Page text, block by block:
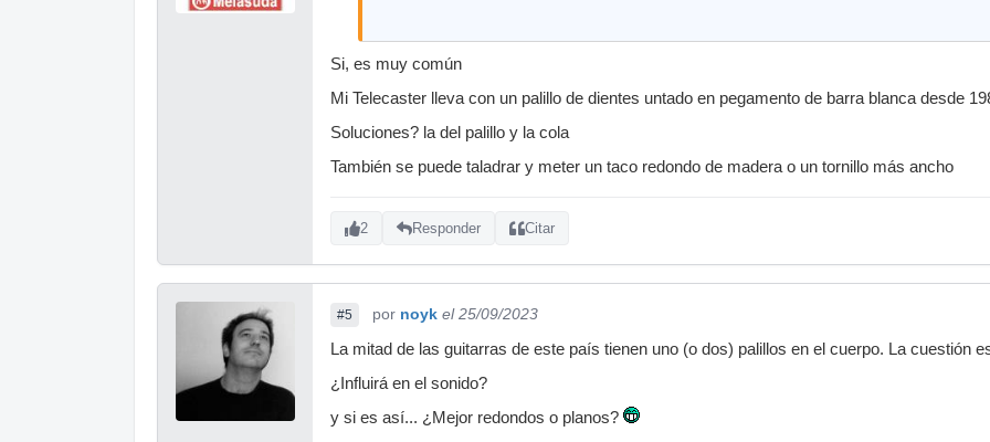
Si, es muy común
Mi Telecaster lleva con un palillo de dientes untado en pegamento de barra blanca desde
Soluciones? la del palillo y la cola
También se puede taladrar y meter un taco redondo de madera o un tornillo más ancho
2 Responder Citar
#5 por noyk el 25/09/2023
La mitad de las guitarras de este país tienen uno (o dos) palillos en el cuerpo. La cuestión
¿Influirá en el sonido?
y si es así... ¿Mejor redondos o planos?